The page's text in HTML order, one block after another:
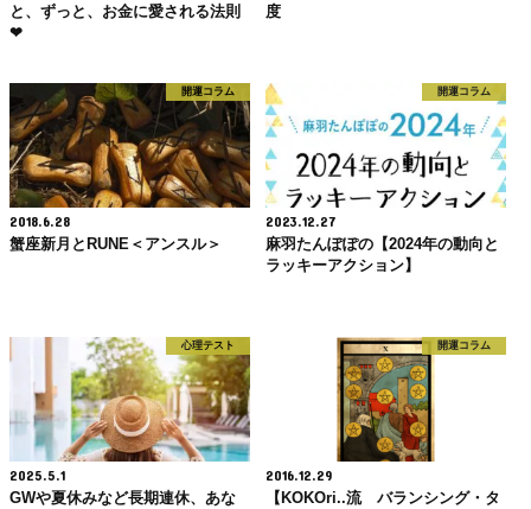
と、ずっと、お金に愛される法則
❤︎
度
開運コラム
2018.6.28
蟹座新月とRUNE＜アンスル＞
開運コラム
2023.12.27
麻羽たんぽぽの【2024年の動向と
ラッキーアクション】
心理テスト
2025.5.1
GWや夏休みなど長期連休、あな
開運コラム
2016.12.29
【KOKOri..流 バランシング・タ